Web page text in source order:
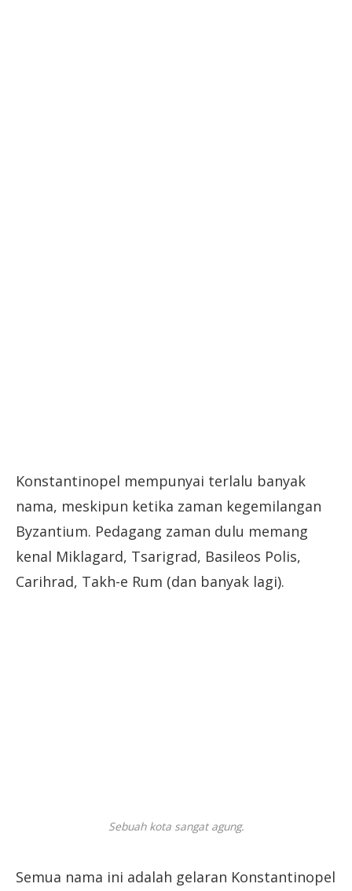
Konstantinopel mempunyai terlalu banyak
nama, meskipun ketika zaman kegemilangan
Byzantium. Pedagang zaman dulu memang
kenal Miklagard, Tsarigrad, Basileos Polis,
Carihrad, Takh-e Rum (dan banyak lagi).
Sebuah kota sangat agung.
Semua nama ini adalah gelaran Konstantinopel